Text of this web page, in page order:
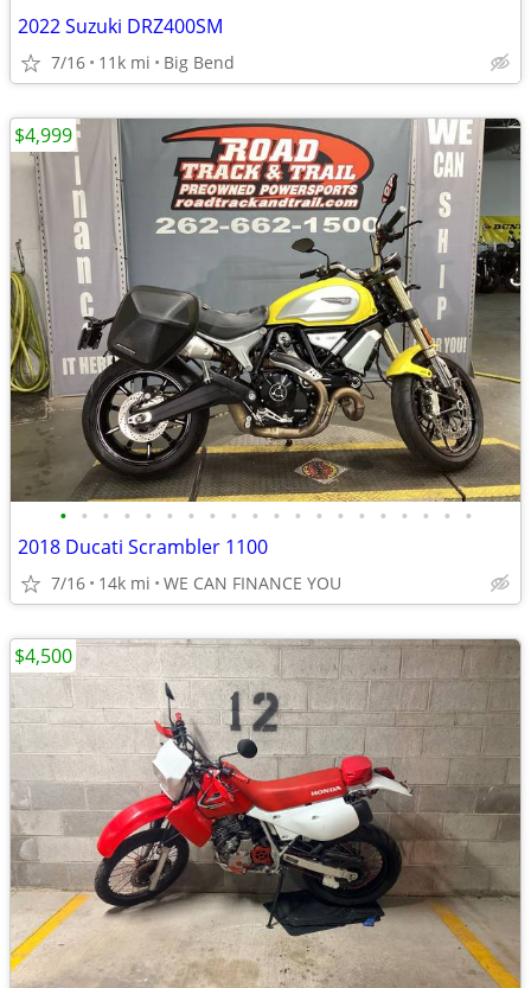
2022 Suzuki DRZ400SM
7/16 11k mi Big Bend
• • • • • • • • • • • • • • • • • • • •
2018 Ducati Scrambler 1100
7/16 14k mi WE CAN FINANCE YOU
$4,999
$4,500